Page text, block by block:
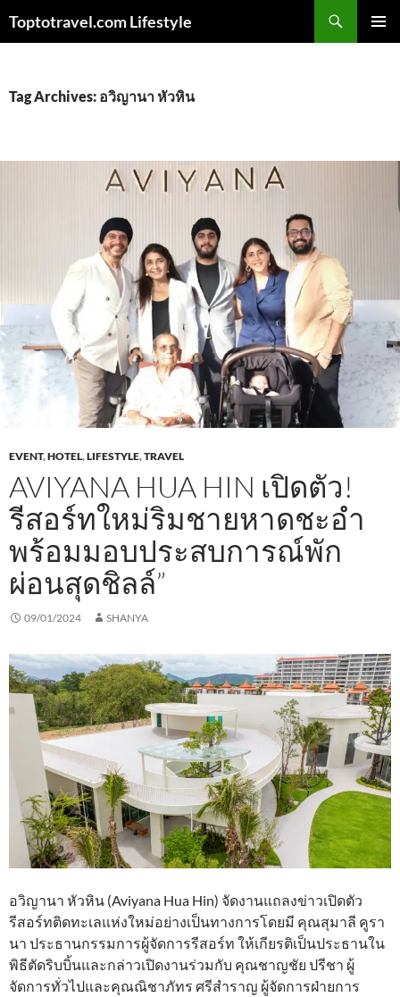
Toptotravel.com Lifestyle
Tag Archives: อวิญานา หัวหิน
EVENT,HOTEL,LIFESTYLE,TRAVEL
AVIYANA HUA HIN เปิดตัว!
รีสอร์ทใหม่ริมชายหาดชะอำ
พร้อมมอบประสบการณ์พัก
ผ่อนสุดชิลล์”
09/01/2024 SHANYA
อวิญานา หัวหิน (Aviyana Hua Hin) จัดงานแถลงข่าวเปิดตัว
รีสอร์ทติดทะเลแห่งใหม่อย่างเป็นทางการโดยมี คุณสุมาลี คูรา
นา ประธานกรรมการผู้จัดการรีสอร์ท ให้เกียรติเป็นประธานใน
พิธีตัดริบบิ้นและกล่าวเปิดงานร่วมกับ คุณชาญชัย ปรีชา ผู้
จัดการทั่วไปและคุณณิชาภัทร ศรีสำราญ ผู้จัดการฝ่ายการ